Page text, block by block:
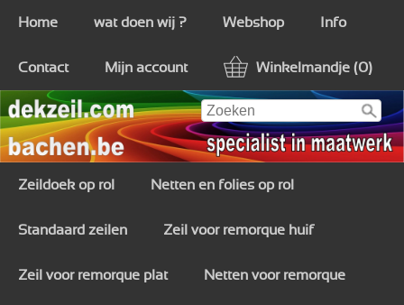
Home wat doen wij ? Webshop Info
Contact Mijn account Winkelmandje (0)
Zeildoek op rol Netten en folies op rol
Standaard zeilen Zeil voor remorque huif
Zeil voor remorque plat Netten voor remorque